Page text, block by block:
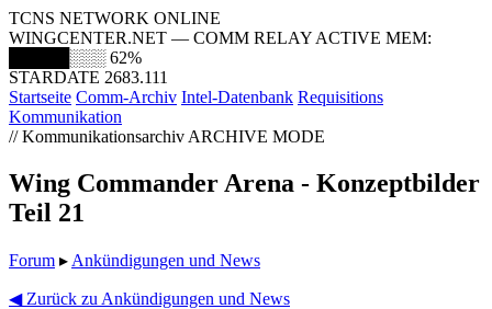
TCNS NETWORK ONLINE
WINGCENTER.NET — COMM RELAY ACTIVE MEM:
█████░░░ 62%
STARDATE 2683.111
Startseite Comm-Archiv Intel-Datenbank Requisitions
Kommunikation
// Kommunikationsarchiv ARCHIVE MODE
Wing Commander Arena - Konzeptbilder
Teil 21
Forum ▸ Ankündigungen und News
◀ Zurück zu Ankündigungen und News